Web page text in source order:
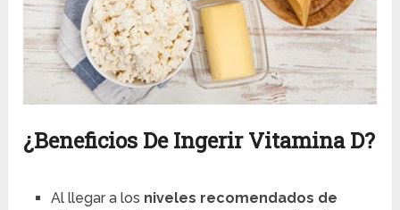
¿Beneficios De Ingerir Vitamina D?
Al llegar a los niveles recomendados de